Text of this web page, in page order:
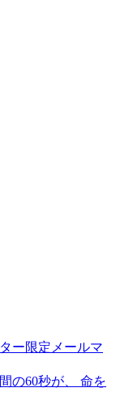
ー限定メールマ
の60秒が、 命を